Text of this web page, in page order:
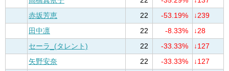
赤坂芳恵
22 -53.19%
↓239
田中凛
22 -8.33%
↓28
セーラ_(タレント)
22 -33.33%
↓127
矢野安奈
22 -33.33%
↓127